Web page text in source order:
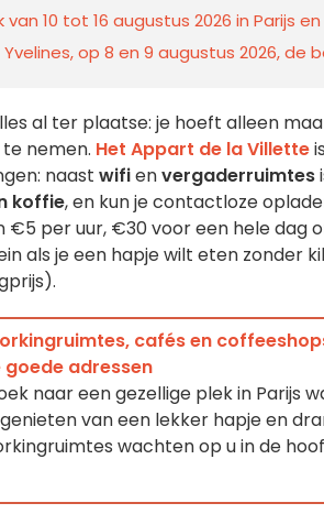
10 tot 16 augustus 2026 in Parijs
op 8 en 9 augustus 2026, de
al ter plaatse: je hoeft alleen
nemen. Het Appart de la Villette
naast wifienvergaderruimtes
koffie, en kun je contactloze
per uur, €30 voor een hele dag
als je een hapje wilt eten zonder
cafés en
goede adressen
naar een gezellige plek in Parijs
van een lekker hapje en
wachten op u in de